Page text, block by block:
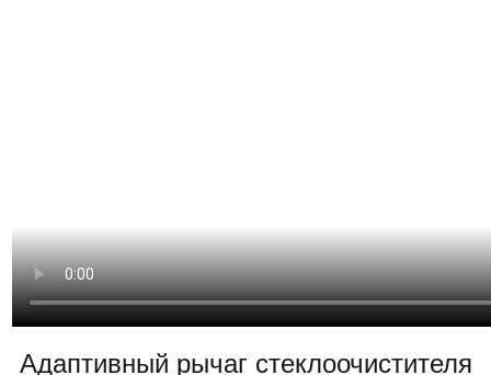
Адаптивный рычаг стеклоочистителя